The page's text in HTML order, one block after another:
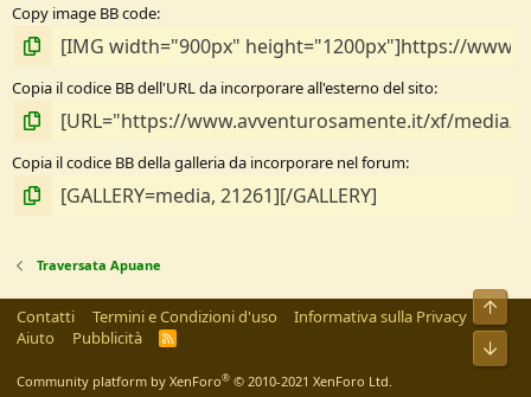
Copy image BB code
Copia il codice BB dell'URL da incorporare all'esterno del sito
Copia il codice BB della galleria da incorporare nel forum
Traversata Apuane
Contatti Termini e Condizioni d'uso
Informativa sulla Privacy
Aiuto
Pubblicità
R
S
Community platform by XenForo® © 2010-2021 XenForo Ltd.
Alto